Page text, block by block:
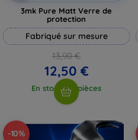
3mk Pure Matt Verre de
protection
Fabriqué sur mesure
13,90 €
12,50 €
En stock > 5 pièces
-10%